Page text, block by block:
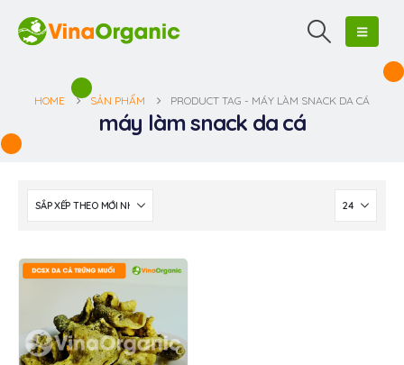
HOME SẢN PHẨM PRODUCT TAG - MÁY LÀM SNACK DA CÁ
máy làm snack da cá